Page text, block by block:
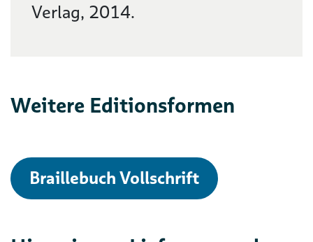
Verlag, 2014.
Weitere Editionsformen
Braillebuch Vollschrift